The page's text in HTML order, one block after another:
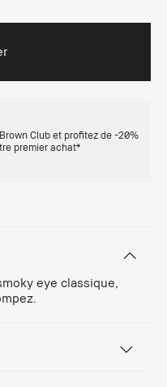
Club et profitez de -20%
premier achat*
eye classique,